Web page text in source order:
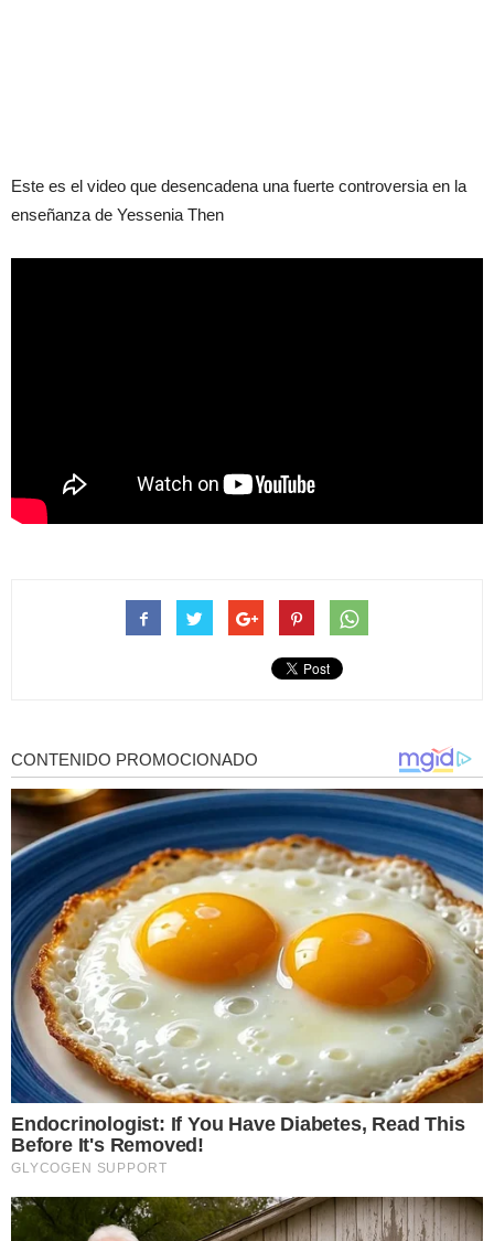
Este es el video que desencadena una fuerte controversia en la
enseñanza de Yessenia Then